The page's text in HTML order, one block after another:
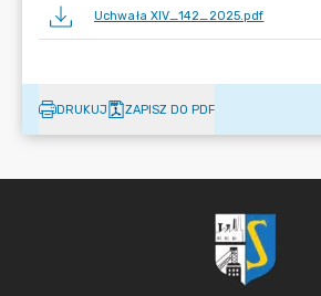
Uchwała XIV_142_2025.pdf
DRUKUJ ZAPISZ DO PDF